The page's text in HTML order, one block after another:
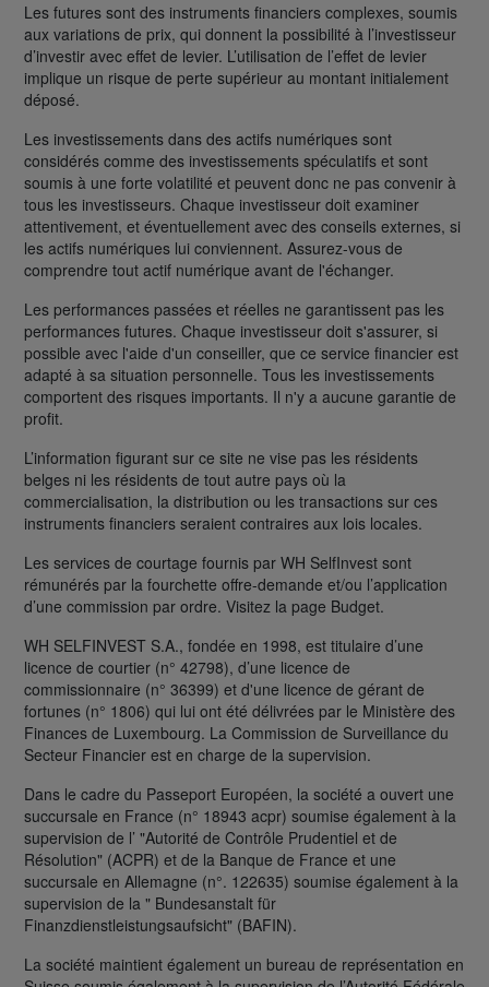
Les futures sont des instruments financiers complexes, soumis
aux variations de prix, qui donnent la possibilité à l’investisseur
d’investir avec effet de levier. L’utilisation de l’effet de levier
implique un risque de perte supérieur au montant initialement
déposé.
Les investissements dans des actifs numériques sont
considérés comme des investissements spéculatifs et sont
soumis à une forte volatilité et peuvent donc ne pas convenir à
tous les investisseurs. Chaque investisseur doit examiner
attentivement, et éventuellement avec des conseils externes, si
les actifs numériques lui conviennent. Assurez-vous de
comprendre tout actif numérique avant de l'échanger.
Les performances passées et réelles ne garantissent pas les
performances futures. Chaque investisseur doit s'assurer, si
possible avec l'aide d'un conseiller, que ce service financier est
adapté à sa situation personnelle. Tous les investissements
comportent des risques importants. Il n'y a aucune garantie de
profit.
L’information figurant sur ce site ne vise pas les résidents
belges ni les résidents de tout autre pays où la
commercialisation, la distribution ou les transactions sur ces
instruments financiers seraient contraires aux lois locales.
Les services de courtage fournis par WH SelfInvest sont
rémunérés par la fourchette offre-demande et/ou l’application
d’une commission par ordre. Visitez la page Budget.
WH SELFINVEST S.A., fondée en 1998, est titulaire d’une
licence de courtier (n° 42798), d’une licence de
commissionnaire (n° 36399) et d'une licence de gérant de
fortunes (n° 1806) qui lui ont été délivrées par le Ministère des
Finances de Luxembourg. La Commission de Surveillance du
Secteur Financier est en charge de la supervision.
Dans le cadre du Passeport Européen, la société a ouvert une
succursale en France (n° 18943 acpr) soumise également à la
supervision de l’ "Autorité de Contrôle Prudentiel et de
Résolution" (ACPR) et de la Banque de France et une
succursale en Allemagne (n°. 122635) soumise également à la
supervision de la " Bundesanstalt für
Finanzdienstleistungsaufsicht" (BAFIN).
La société maintient également un bureau de représentation en